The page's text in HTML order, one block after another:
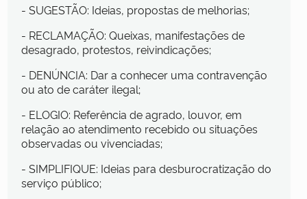
- SUGESTÃO: Ideias, propostas de melhorias;
- RECLAMAÇÃO: Queixas, manifestações de
desagrado, protestos, reivindicações;
- DENÚNCIA: Dar a conhecer uma contravenção
ou ato de caráter ilegal;
- ELOGIO: Referência de agrado, louvor, em
relação ao atendimento recebido ou situações
observadas ou vivenciadas;
- SIMPLIFIQUE: Ideias para desburocratização do
serviço público;